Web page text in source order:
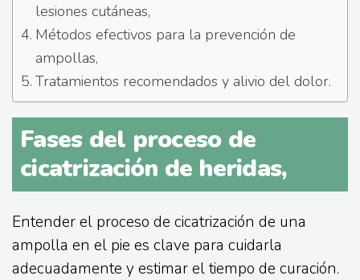
lesiones cutáneas,
Métodos efectivos para la prevención de
ampollas,
Tratamientos recomendados y alivio del dolor.
Fases del proceso de
cicatrización de heridas,
Entender el proceso de cicatrización de una
ampolla en el pie es clave para cuidarla
adecuadamente y estimar el tiempo de curación.